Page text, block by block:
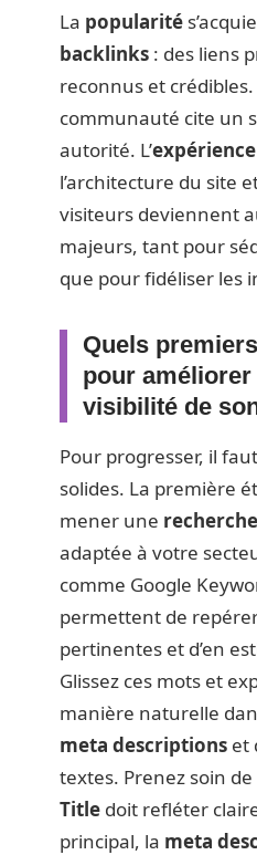
La popularité
backlinks : des liens
reconnus et crédibles.
communauté cite un
autorité. L’
l’architecture du site
visiteurs deviennent
majeurs, tant pour
que pour fidéliser les
Quels
pour
visibilité de
Pour progresser, il
solides. La première
mener une
adaptée à votre
comme Google
permettent de
pertinentes et d’en
Glissez ces mots et
manière naturelle
meta descriptions et
textes. Prenez soin de
Title doit refléter
principal, la meta